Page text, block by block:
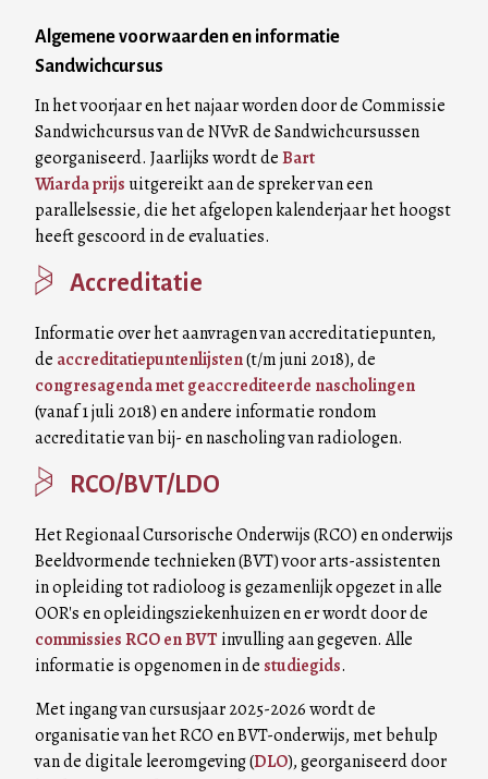
Algemene voorwaarden en informatie
Sandwichcursus
In het voorjaar en het najaar worden door de Commissie
Sandwichcursus van de NVvR de Sandwichcursussen
georganiseerd. Jaarlijks wordt deBart
Wiarda prijs uitgereikt aan de spreker van een
parallelsessie, die het afgelopen kalenderjaar het hoogst
heeft gescoord in de evaluaties.
Accreditatie
Informatie over het aanvragen van accreditatiepunten,
de accreditatiepuntenlijsten(t/m juni 2018), de
congresagenda met geaccrediteerde nascholingen
(vanaf 1 juli 2018) en andere informatie rondom
accreditatie van bij- en nascholing van radiologen.
RCO/BVT/LDO
Het Regionaal Cursorische Onderwijs (RCO) en onderwijs
Beeldvormende technieken (BVT) voor arts-assistenten
in opleiding tot radioloog is gezamenlijk opgezet in alle
OOR's en opleidingsziekenhuizen en er wordt door de
commissies RCO en BVT invulling aan gegeven. Alle
informatie is opgenomen in de studiegids.
Met ingang van cursusjaar 2025-2026 wordt de
organisatie van het RCO en BVT-onderwijs, met behulp
van de digitale leeromgeving (DLO), georganiseerd door